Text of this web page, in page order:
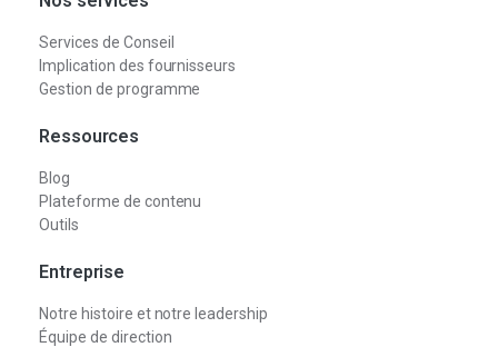
Services de Conseil
Implication des fournisseurs
Gestion de programme
Ressources
Blog
Plateforme de contenu
Outils
Entreprise
Notre histoire et notre leadership
Équipe de direction